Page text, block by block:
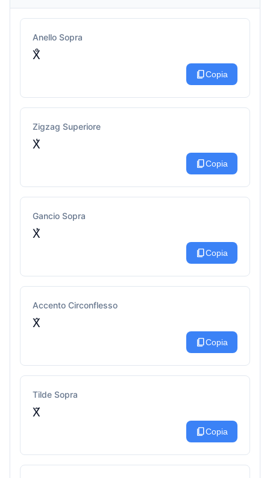
Anello Sopra
X̊
content_copyCopia
Zigzag Superiore
X͛
content_copyCopia
Gancio Sopra
X̉
content_copyCopia
Accento Circonflesso
X̂
content_copyCopia
Tilde Sopra
X̃
content_copyCopia